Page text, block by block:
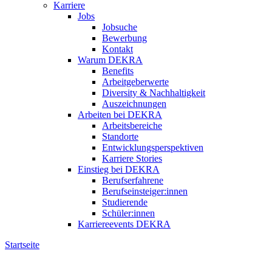
Karriere
Jobs
Jobsuche
Bewerbung
Kontakt
Warum DEKRA
Benefits
Arbeitgeberwerte
Diversity & Nachhaltigkeit
Auszeichnungen
Arbeiten bei DEKRA
Arbeitsbereiche
Standorte
Entwicklungsperspektiven
Karriere Stories
Einstieg bei DEKRA
Berufserfahrene
Berufseinsteiger:innen
Studierende
Schüler:innen
Karriereevents DEKRA
Startseite